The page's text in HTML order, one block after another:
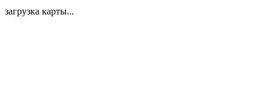
загрузка карты...